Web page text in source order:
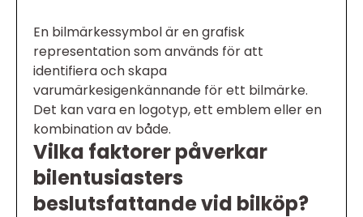
En bilmärkessymbol är en grafisk
representation som används för att
identifiera och skapa
varumärkesigenkännande för ett bilmärke.
Det kan vara en logotyp, ett emblem eller en
kombination av både.
Vilka faktorer påverkar
bilentusiasters
beslutsfattande vid bilköp?